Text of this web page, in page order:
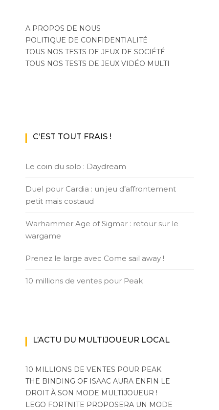
A PROPOS DE NOUS
POLITIQUE DE CONFIDENTIALITÉ
TOUS NOS TESTS DE JEUX DE SOCIÉTÉ
TOUS NOS TESTS DE JEUX VIDÉO MULTI
C’EST TOUT FRAIS !
Le coin du solo : Daydream
Duel pour Cardia : un jeu d’affrontement
petit mais costaud
Warhammer Age of Sigmar : retour sur le
wargame
Prenez le large avec Come sail away !
10 millions de ventes pour Peak
L’ACTU DU MULTIJOUEUR LOCAL
10 MILLIONS DE VENTES POUR PEAK
THE BINDING OF ISAAC AURA ENFIN LE
DROIT À SON MODE MULTIJOUEUR !
LEGO FORTNITE PROPOSERA UN MODE